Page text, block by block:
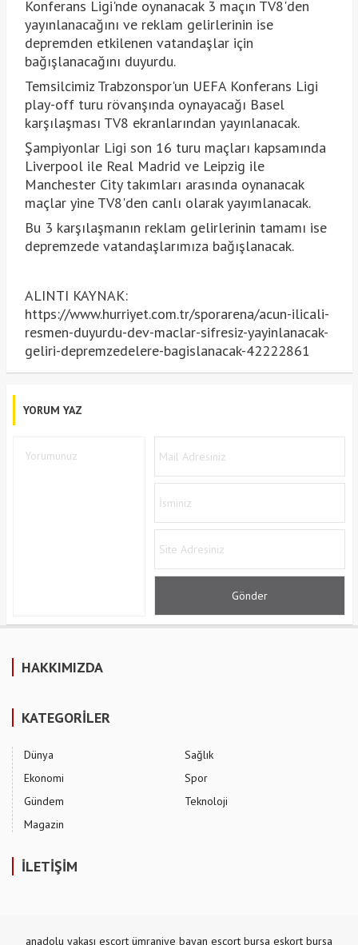
Konferans Ligi'nde oynanacak 3 maçın TV8'den
yayınlanacağını ve reklam gelirlerinin ise
depremden etkilenen vatandaşlar için
bağışlanacağını duyurdu.
Temsilcimiz Trabzonspor'un UEFA Konferans Ligi
play-off turu rövanşında oynayacağı Basel
karşılaşması TV8 ekranlarından yayınlanacak.
Şampiyonlar Ligi son 16 turu maçları kapsamında
Liverpool ile Real Madrid ve Leipzig ile
Manchester City takımları arasında oynanacak
maçlar yine TV8'den canlı olarak yayımlanacak.
Bu 3 karşılaşmanın reklam gelirlerinin tamamı ise
depremzede vatandaşlarımıza bağışlanacak.
ALINTI KAYNAK:
https://www.hurriyet.com.tr/sporarena/acun-ilicali-
resmen-duyurdu-dev-maclar-sifresiz-yayinlanacak-
geliri-depremzedelere-bagislanacak-42222861
YORUM YAZ
HAKKIMIZDA
KATEGORİLER
Dünya
Ekonomi
Gündem
Magazin
Sağlık
Spor
Teknoloji
İLETİŞİM
anadolu yakası escort ümraniye bayan escort bursa eskort bursa